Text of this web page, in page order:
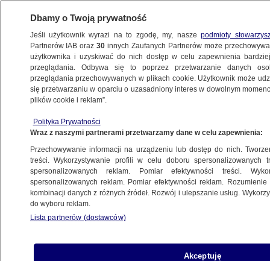
ŚWIAT
się, że koszmar nie może się pogorszyć.
A jednak..."
22.07.2025, 18:00
Posłuchaj artykułu
Czyta lektor AI
Dbamy o Twoją prywatność
Jeśli użytkownik wyrazi na to zgodę, my, naszepodmioty
Partnerów IAB oraz30 innych Zaufanych Partnerów może
użytkownika i uzyskiwać do nich dostęp w celu zapewnienia
przeglądania. Odbywa się to poprzez przetwarzanie danych
przeglądania przechowywanych w plikach cookie. Użytkownik może
się przetwarzaniu w oparciu o uzasadniony interes w dowolnym
plików cookie i reklam”.
Polityka Prywatności
Wraz z naszymi partnerami przetwarzamy dane w celu zapewnienia:
Przechowywanie informacji na urządzeniu lub dostęp do nich.
treści. Wykorzystywanie profili w celu doboru spersonalizowanych
spersonalizowanych reklam. Pomiar efektywności treści.
spersonalizowanych reklam. Pomiar efektywności reklam.
kombinacji danych z różnych źródeł. Rozwój i ulepszanie usług.
do wyboru reklam.
Lista partnerów (dostawców)
Akceptuję